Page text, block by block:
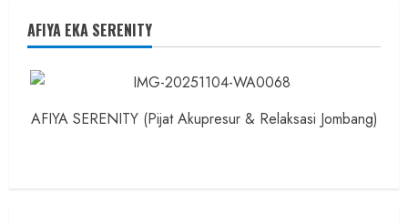
AFIYA EKA SERENITY
AFIYA SERENITY (Pijat Akupresur & Relaksasi Jombang)